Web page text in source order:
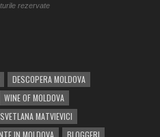
rezervate
DESCOPERA MOLDOVA
WINE OF MOLDOVA
SVETLANA MATVIEVICI
IN MOLDOVA BLOGGERI